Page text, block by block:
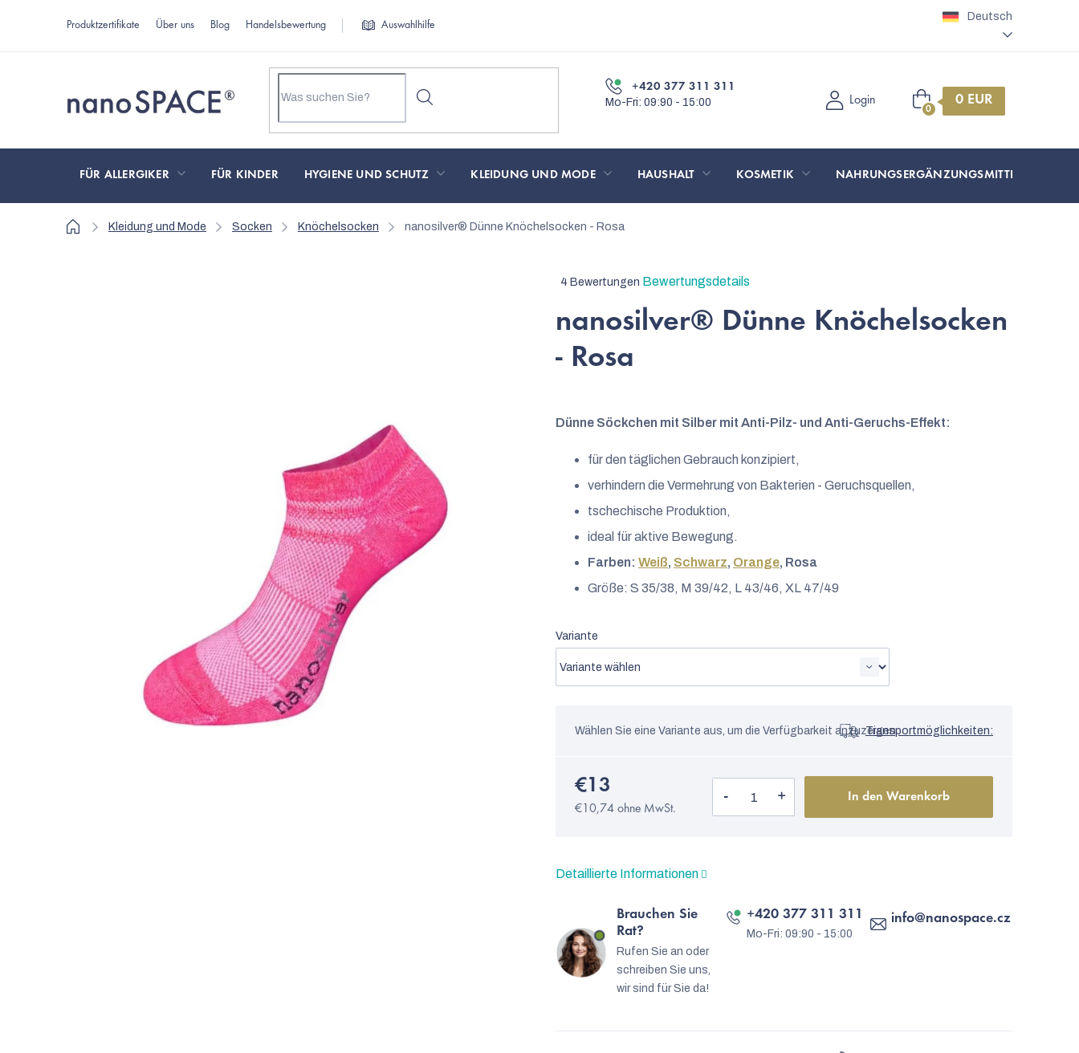
Produktzertifikate Über uns Blog Handelsbewertung Auswahlhilfe
Deutsch
+420 377 311 311
Login Warenkorb
FÜR ALLERGIKER FÜR KINDER HYGIENE UND SCHUTZ KLEIDUNG UND MODE HAUSHALT KOSMETIK NAHRUNGSERGÄNZUNGSMITTEL
Startseite
Kleidung und Mode Socken Knöchelsocken nanosilver® Dünne Knöchelsocken - Rosa
Die
Produktbewertung
4,5
4 Bewertungen Bewertungsdetails
nanosilver® Dünne Knöchelsocken
- Rosa
Dünne Söckchen mit Silber mit Anti-Pilz- und Anti-Geruchs-Effekt:
für den täglichen Gebrauch konzipiert,
verhindern die Vermehrung von Bakterien - Geruchsquellen,
tschechische Produktion,
ideal für aktive Bewegung.
Farben: Weiß, Schwarz, Orange, Rosa
Größe: S 35/38, M 39/42, L 43/46, XL 47/49
Variante
Wählen Sie eine Variante aus, um die Verfügbarkeit anzuzeigenTransportmöglichkeiten:
€13
€10,74 ohne MwSt.
In den Warenkorb
Detaillierte Informationen
Brauchen Sie
Rat?
Rufen Sie an oder
schreiben Sie uns,
wir sind für Sie da!
info@nanospace.cz
+420 377 311 311